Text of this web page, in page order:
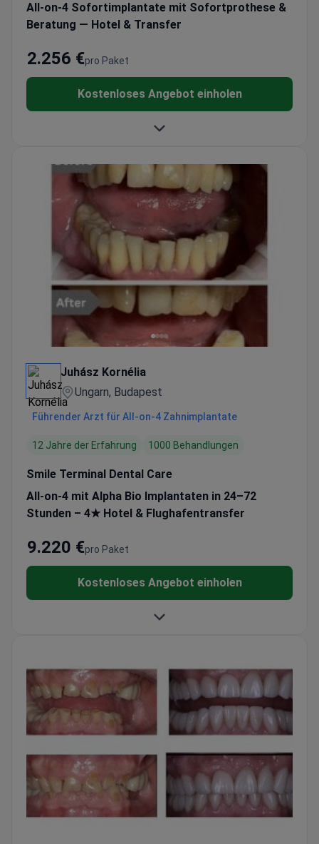
All-on-4 Sofortimplantate mit Sofortprothese &
Beratung — Hotel & Transfer
pro Paket
2.256 €
Kostenloses Angebot einholen
Juhász Kornélia
Ungarn, Budapest
Führender Arzt für All-on-4 Zahnimplantate
12 Jahre der Erfahrung 1000 Behandlungen
Smile Terminal Dental Care
All-on-4 mit Alpha Bio Implantaten in 24–72
Stunden – 4★ Hotel & Flughafentransfer
pro Paket
9.220 €
Kostenloses Angebot einholen